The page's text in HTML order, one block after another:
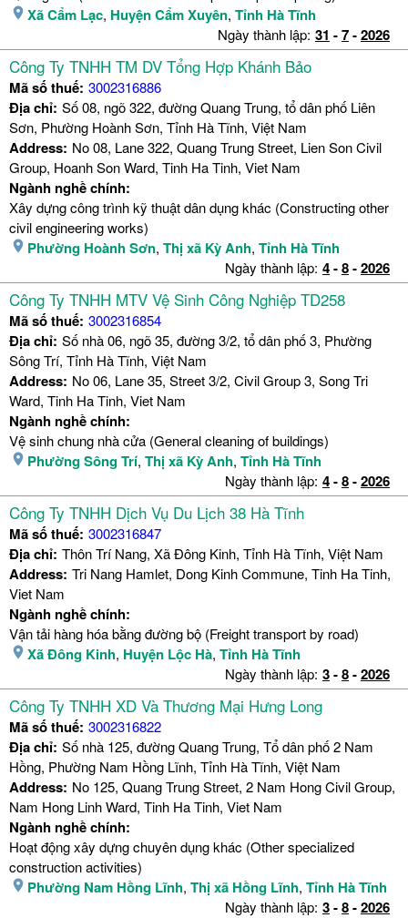
Xã Cẩm Lạc, Huyện Cẩm Xuyên, Tỉnh Hà Tĩnh
Ngày thành lập: 31 -7-2026
Công Ty TNHH TM DV Tổng Hợp Khánh Bảo
Mã số thuế: 3002316886
Địa chỉ: Số 08, ngõ 322, đường Quang Trung, tổ dân phố Liên
Sơn, Phường Hoành Sơn, Tỉnh Hà Tĩnh, Việt Nam
Address: No 08, Lane 322, Quang Trung Street, Lien Son Civil
Group, Hoanh Son Ward, Tinh Ha Tinh, Viet Nam
Ngành nghề chính:
Xây dựng công trình kỹ thuật dân dụng khác (Constructing other
civil engineering works)
Phường Hoành Sơn, Thị xã Kỳ Anh, Tỉnh Hà Tĩnh
Ngày thành lập: 4-8-2026
Công Ty TNHH MTV Vệ Sinh Công Nghiệp TD258
Mã số thuế: 3002316854
Địa chỉ: Số nhà 06, ngõ 35, đường 3/2, tổ dân phố 3, Phường
Sông Trí, Tỉnh Hà Tĩnh, Việt Nam
Address: No 06, Lane 35, Street 3/2, Civil Group 3, Song Tri
Ward, Tinh Ha Tinh, Viet Nam
Ngành nghề chính:
Vệ sinh chung nhà cửa (General cleaning of buildings)
Phường Sông Trí, Thị xã Kỳ Anh, Tỉnh Hà Tĩnh
Ngày thành lập: 4-8-2026
Công Ty TNHH Dịch Vụ Du Lịch 38 Hà Tĩnh
Mã số thuế: 3002316847
Địa chỉ: Thôn Trí Nang, Xã Đông Kinh, Tỉnh Hà Tĩnh, Việt Nam
Address: Tri Nang Hamlet, Dong Kinh Commune, Tinh Ha Tinh,
Viet Nam
Ngành nghề chính:
Vận tải hàng hóa bằng đường bộ (Freight transport by road)
Xã Đông Kinh, Huyện Lộc Hà, Tỉnh Hà Tĩnh
Ngày thành lập: 3-8-2026
Công Ty TNHH XD Và Thương Mại Hưng Long
Mã số thuế: 3002316822
Địa chỉ: Số nhà 125, đường Quang Trung, Tổ dân phố 2 Nam
Hồng, Phường Nam Hồng Lĩnh, Tỉnh Hà Tĩnh, Việt Nam
Address: No 125, Quang Trung Street, 2 Nam Hong Civil Group,
Nam Hong Linh Ward, Tinh Ha Tinh, Viet Nam
Ngành nghề chính:
Hoạt động xây dựng chuyên dụng khác (Other specialized
construction activities)
Phường Nam Hồng Lĩnh, Thị xã Hồng Lĩnh, Tỉnh Hà Tĩnh
Ngày thành lập: 3-8-2026